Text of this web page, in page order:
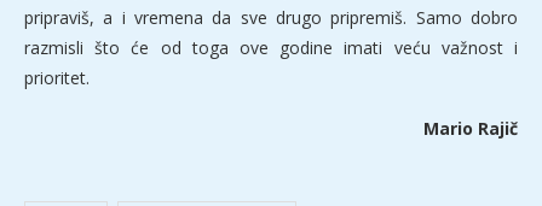
pripraviš, a i vremena da sve drugo pripremiš. Samo dobro
razmisli što će od toga ove godine imati veću važnost i
prioritet.
Mario Rajič